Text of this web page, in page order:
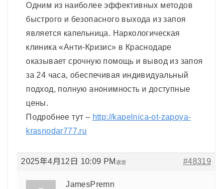
Одним из наиболее эффективных методов
быстрого и безопасного выхода из запоя
является капельница. Наркологическая
клиника «Анти-Кризис» в Краснодаре
оказывает срочную помощь и вывод из запоя
за 24 часа, обеспечивая индивидуальный
подход, полную анонимность и доступные
цены.
Подробнее тут – http://kapelnica-ot-zapoya-
krasnodar777.ru
2025年4月12日 10:09 PM #48319
返信
JamesPremn